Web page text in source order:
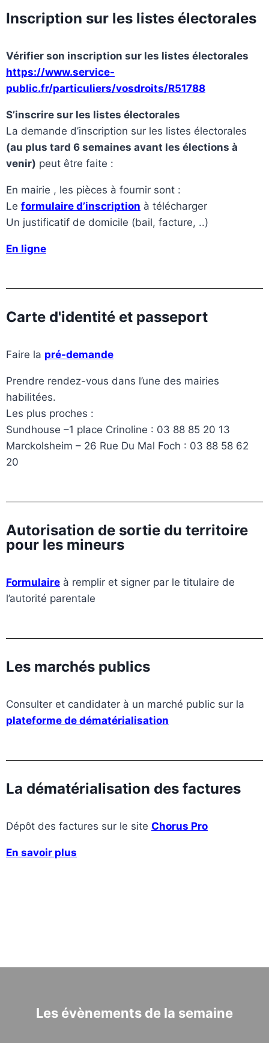
Inscription sur les listes électorales
Vérifier son inscription sur les listes électorales
https://www.service-
public.fr/particuliers/vosdroits/R51788
S’inscrire sur les listes électorales
La demande d’inscription sur les listes électorales
(au plus tard 6 semaines avant les élections à
venir) peut être faite :
En mairie , les pièces à fournir sont :
Le formulaire d’inscription à télécharger
Un justificatif de domicile (bail, facture, ..)
En ligne
Carte d'identité et passeport
Faire la pré-demande
Prendre rendez-vous dans l’une des mairies
habilitées.
Les plus proches :
Sundhouse –1 place Crinoline : 03 88 85 20 13
Marckolsheim – 26 Rue Du Mal Foch : 03 88 58 62
20
Autorisation de sortie du territoire
pour les mineurs
Formulaire à remplir et signer par le titulaire de
l’autorité parentale
Les marchés publics
Consulter et candidater à un marché public sur la
plateforme de dématérialisation
La dématérialisation des factures
Dépôt des factures sur le site Chorus Pro
En savoir plus
Les évènements de la semaine